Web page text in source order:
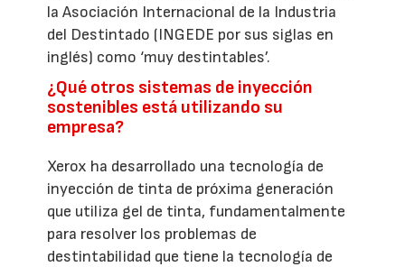
la Asociación Internacional de la Industria
del Destintado (INGEDE por sus siglas en
inglés) como ‘muy destintables’.
¿Qué otros sistemas de inyección
sostenibles está utilizando su
empresa?
Xerox ha desarrollado una tecnología de
inyección de tinta de próxima generación
que utiliza gel de tinta, fundamentalmente
para resolver los problemas de
destintabilidad que tiene la tecnología de